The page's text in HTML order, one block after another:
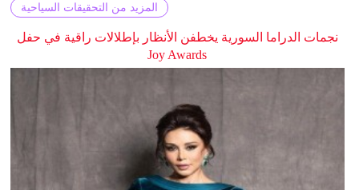
المزيد من التحقيقات السياحية
نجمات الدراما السورية يخطفن الأنظار بإطلالات راقية في حفل
Joy Awards